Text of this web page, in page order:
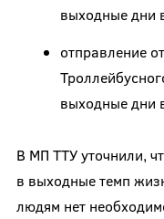
выходные дни
отправление
выходные дни
В МП ТТУ уточнили,
в выходные темп
людям нет